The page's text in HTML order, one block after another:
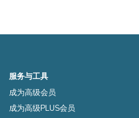
服务与工具
成为高级会员
成为高级PLUS会员